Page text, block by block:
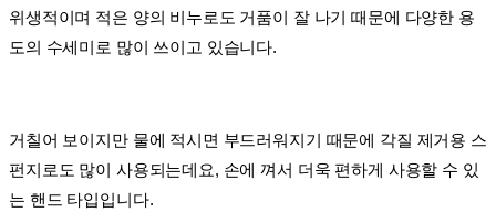
위생적이며 적은 양의 비누로도 거품이 잘 나기 때문에 다양한 용
도의 수세미로 많이 쓰이고 있습니다.
거칠어 보이지만 물에 적시면 부드러워지기 때문에 각질 제거용 스
펀지로도 많이 사용되는데요, 손에 껴서 더욱 편하게 사용할 수 있
는 핸드 타입입니다.